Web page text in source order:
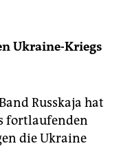
Ukraine-Kriegs
Russkaja hat
fortlaufenden
die Ukraine